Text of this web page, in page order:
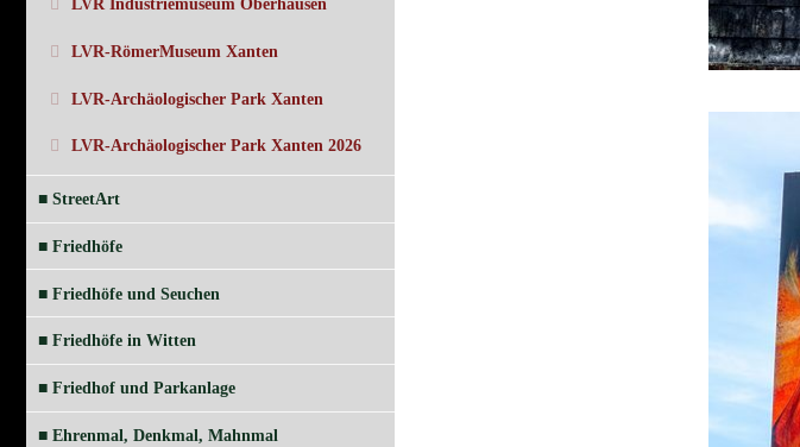
LVR Industriemuseum Oberhausen
LVR-RömerMuseum Xanten
LVR-Archäologischer Park Xanten
LVR-Archäologischer Park Xanten 2026
■ StreetArt
■ Friedhöfe
■ Friedhöfe und Seuchen
■ Friedhöfe in Witten
■ Friedhof und Parkanlage
■ Ehrenmal, Denkmal, Mahnmal